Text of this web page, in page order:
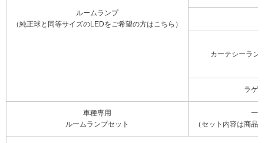
ルームランプ
（純正球と同等サイズのLEDをご希望の方はこちら）
カーテシーラン
ラゲ
車種専用
ルームランプセット
一
（セット内容は商品